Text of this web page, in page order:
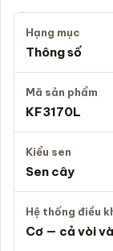
Hạng mục
Thông số
Mã sản phẩm
KF3170L
Kiểu sen
Sen cây
Hệ thống điều
Cơ — cả vòi